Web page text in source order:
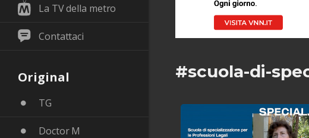
La TV della metro
Contattaci
Original
TG
Doctor M
#scuola-di-